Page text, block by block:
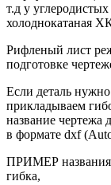
т.д у
холоднокатаная
Рифленый лист
подготовке
Если деталь
прикладываем
название чертежа
в формате dxf
ПРИМЕР названия
гибка,